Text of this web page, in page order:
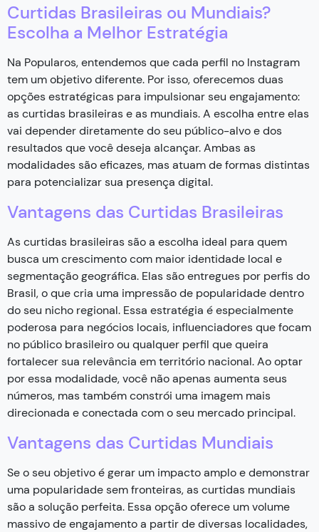
Curtidas Brasileiras ou Mundiais?
Escolha a Melhor Estratégia
Na Popularos, entendemos que cada perfil no Instagram
tem um objetivo diferente. Por isso, oferecemos duas
opções estratégicas para impulsionar seu engajamento:
as curtidas brasileiras e as mundiais. A escolha entre elas
vai depender diretamente do seu público-alvo e dos
resultados que você deseja alcançar. Ambas as
modalidades são eficazes, mas atuam de formas distintas
para potencializar sua presença digital.
Vantagens das Curtidas Brasileiras
As curtidas brasileiras são a escolha ideal para quem
busca um crescimento com maior identidade local e
segmentação geográfica. Elas são entregues por perfis do
Brasil, o que cria uma impressão de popularidade dentro
do seu nicho regional. Essa estratégia é especialmente
poderosa para negócios locais, influenciadores que focam
no público brasileiro ou qualquer perfil que queira
fortalecer sua relevância em território nacional. Ao optar
por essa modalidade, você não apenas aumenta seus
números, mas também constrói uma imagem mais
direcionada e conectada com o seu mercado principal.
Vantagens das Curtidas Mundiais
Se o seu objetivo é gerar um impacto amplo e demonstrar
uma popularidade sem fronteiras, as curtidas mundiais
são a solução perfeita. Essa opção oferece um volume
massivo de engajamento a partir de diversas localidades,